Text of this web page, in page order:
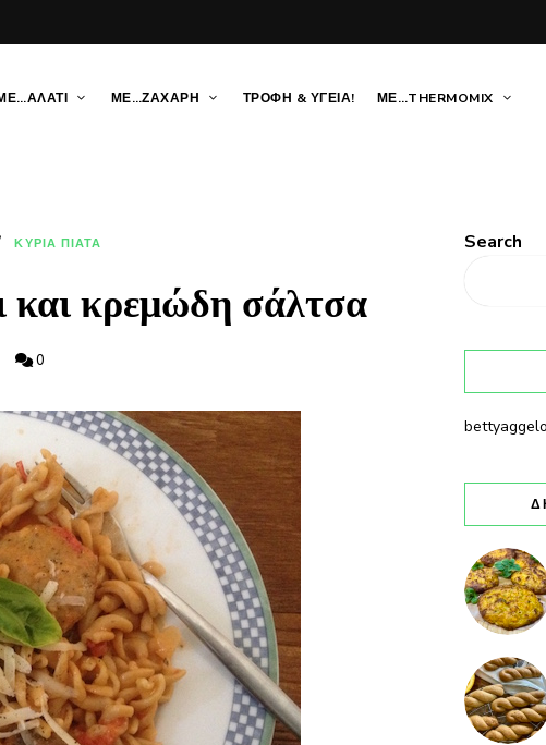
ΜΕ…ΖΑΧΑΡΗ ΤΡΟΦΗ & ΥΓΕΙΑ! ΜΕ…THERMOMIX
ΚΥΡΙΑ ΠΙΑΤΑ
και κρεμώδη σάλτσα
0
Search